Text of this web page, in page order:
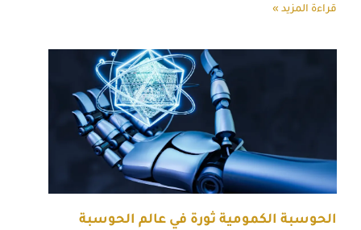
قراءة المزيد »
الحوسبة الكمومية ثورة في عالم الحوسبة